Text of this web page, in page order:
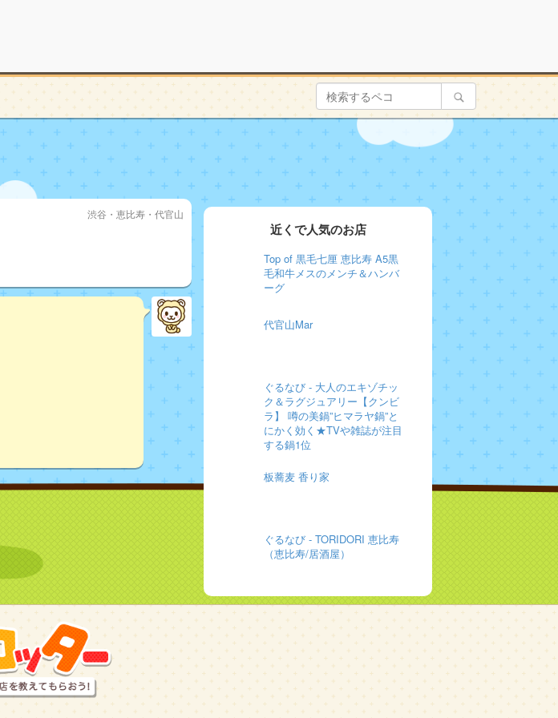
渋谷・恵比寿・代官山
近くで人気のお店
Top of 黒毛七厘 恵比寿 A5黒
毛和牛メスのメンチ＆ハンバ
ーグ
代官山Mar
ぐるなび - 大人のエキゾチッ
ク＆ラグジュアリー【クンビ
ラ】 噂の美鍋”ヒマラヤ鍋”と
にかく効く★TVや雑誌が注目
する鍋1位
板蕎麦 香り家
ぐるなび - TORIDORI 恵比寿
（恵比寿/居酒屋）